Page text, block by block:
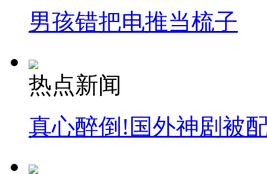
男孩错把电推当梳子
热点新闻
真心醉倒!国外神剧被